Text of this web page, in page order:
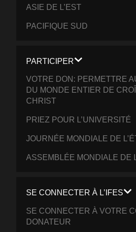
ASIE DE L’EST
PACIFIQUE SUD
PARTICIPER
VOTRE DON: PERMETTRE
DU MONDE ENTIER DE
CHRIST
PRIEZ POUR L’UNIVERSITÉ
JOURNÉE MONDIALE DE
ASSEMBLÉE MONDIALE DE
SE CONNECTER À L’IFES
SE CONNECTER À VOTRE
DONATEUR